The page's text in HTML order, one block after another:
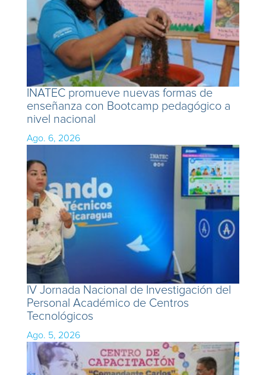
INATEC promueve nuevas formas de
enseñanza con Bootcamp pedagógico a
nivel nacional
Ago. 6, 2026
IV Jornada Nacional de Investigación del
Personal Académico de Centros
Tecnológicos
Ago. 5, 2026